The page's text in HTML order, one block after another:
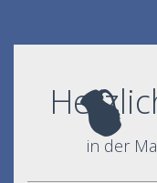
in der